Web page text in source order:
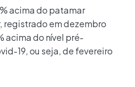
acima do patamar
registrado em dezembro
acima do nível pré-
19, ou seja, de fevereiro